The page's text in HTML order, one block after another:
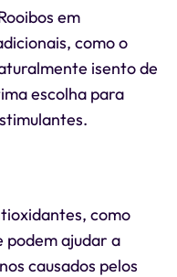
em
como o
isento de
escolha para
como
podem ajudar a
causados pelos